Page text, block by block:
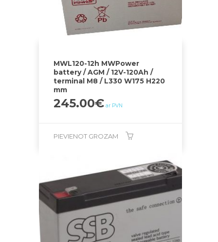
MWL120-12h MWPower
battery / AGM / 12V-120Ah /
terminal M8 / L330 W175 H220
mm
245.00€ ar PVN
PIEVIENOT GROZAM